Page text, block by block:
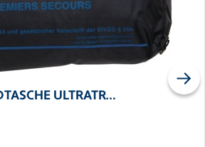
ULTRATR…
Next